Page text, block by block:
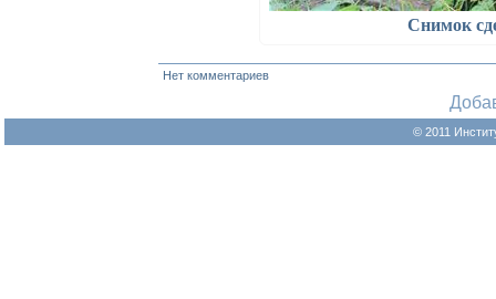
Снимок
Нет комментариев
© 2011